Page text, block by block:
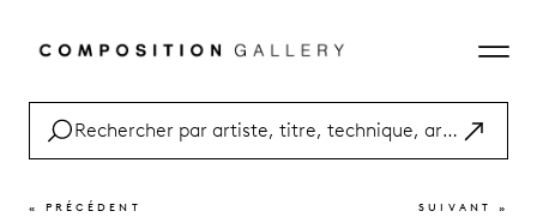
« PRÉCÉDENT SUIVANT »